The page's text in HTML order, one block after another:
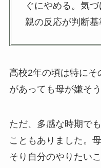
ぐにやめる。気
親の反応が判断基
高校2年の頃は特にそ
があっても母が嫌そ
ただ、多感な時期で
こともありました。
そり自分のやりたい